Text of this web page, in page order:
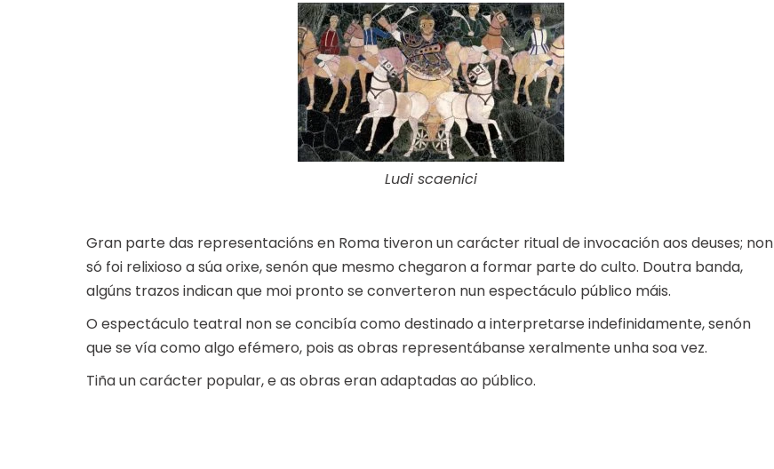
Ludi scaenici
Gran parte das representacións en Roma tiveron un carácter ritual de invocación aos deuses; non
só foi relixioso a súa orixe, senón que mesmo chegaron a formar parte do culto. Doutra banda,
algúns trazos indican que moi pronto se converteron nun espectáculo público máis.
O espectáculo teatral non se concibía como destinado a interpretarse indefinidamente, senón
que se vía como algo efémero, pois as obras representábanse xeralmente unha soa vez.
Tiña un carácter popular, e as obras eran adaptadas ao público.